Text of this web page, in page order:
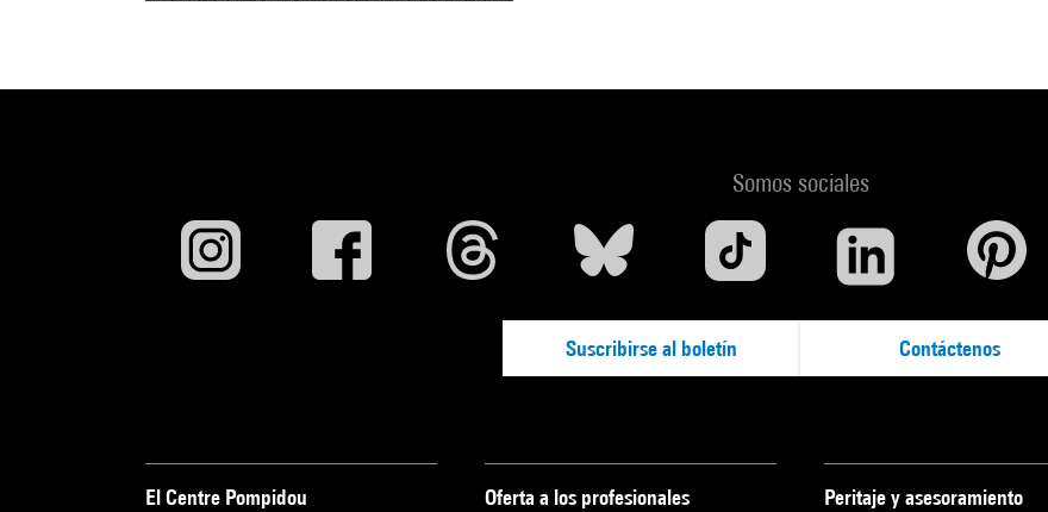
Somos sociales
Suscribirse al boletín Contáctenos
El Centre Pompidou Oferta a los profesionales Peritaje y asesoramiento